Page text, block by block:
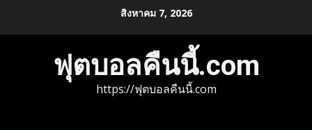
สิงหาคม 7, 2026
ฟุตบอลคืนนี้.com
https://ฟุตบอลคืนนี้.com